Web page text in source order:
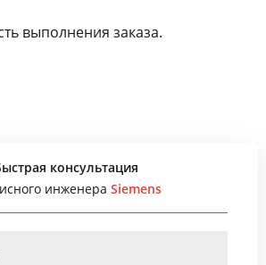
выполнения заказа.
консультация
инженера Siemens